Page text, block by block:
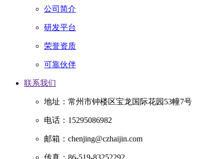
公司简介
研发平台
荣誉资质
可靠伙伴
联系我们
地址：常州市钟楼区宝龙国际花园53幢7号
电话：15295086982
邮箱：chenjing@czhaijin.com
传真：86-519-83252292